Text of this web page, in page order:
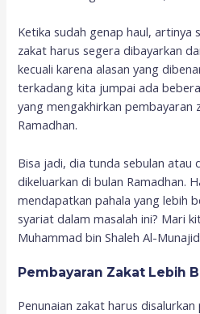
Ketika sudah genap haul, artinya
zakat harus segera dibayarkan
kecuali karena alasan yang
terkadang kita jumpai ada
yang mengakhirkan pembayaran
Ramadhan.
Bisa jadi, dia tunda sebulan atau
dikeluarkan di bulan Ramadhan.
mendapatkan pahala yang lebih
syariat dalam masalah ini? Mari
Muhammad bin Shaleh Al-
Pembayaran Zakat Lebih
Penunaian zakat harus